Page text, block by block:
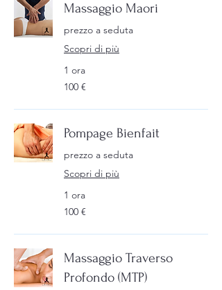
Massaggio Maori
prezzo a seduta
Scopri di più
1 ora
100
euro
100 €
Pompage Bienfait
prezzo a seduta
Scopri di più
1 ora
100
euro
100 €
Massaggio Traverso
Profondo (MTP)